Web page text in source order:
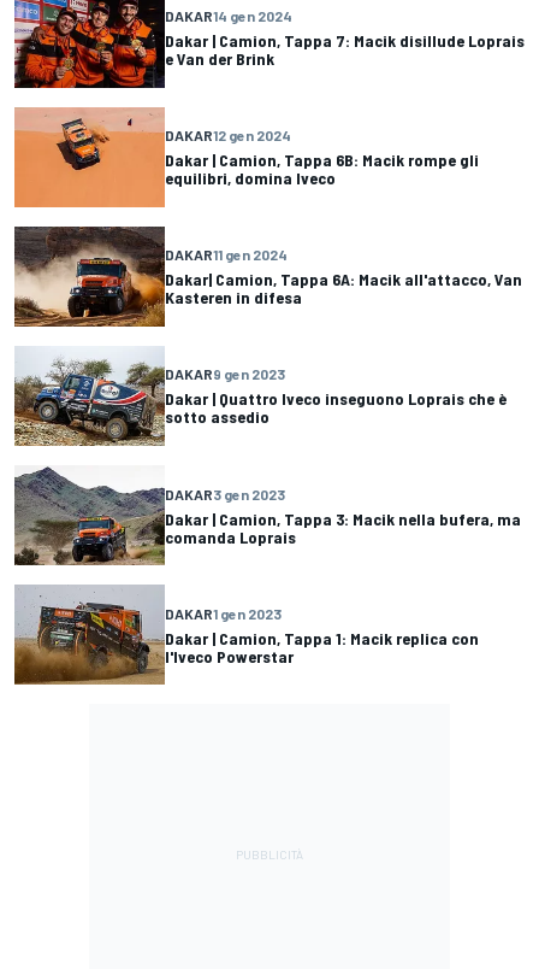
DAKAR14 gen 2024
Dakar | Camion, Tappa 7: Macik disillude Loprais
e Van der Brink
DAKAR12 gen 2024
Dakar | Camion, Tappa 6B: Macik rompe gli
equilibri, domina Iveco
DAKAR11 gen 2024
Dakar| Camion, Tappa 6A: Macik all'attacco, Van
Kasteren in difesa
DAKAR9 gen 2023
Dakar | Quattro Iveco inseguono Loprais che è
sotto assedio
DAKAR3 gen 2023
Dakar | Camion, Tappa 3: Macik nella bufera, ma
comanda Loprais
DAKAR1 gen 2023
Dakar | Camion, Tappa 1: Macik replica con
l'Iveco Powerstar